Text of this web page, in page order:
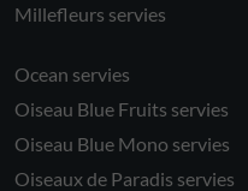
Millefleurs servies
Ocean servies
Oiseau Blue Fruits servies
Oiseau Blue Mono servies
Oiseaux de Paradis servies